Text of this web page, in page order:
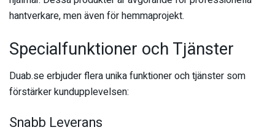
hantverkare, men även för hemmaprojekt.
Specialfunktioner och Tjänster
Duab.se erbjuder flera unika funktioner och tjänster som
förstärker kundupplevelsen:
Snabb Leverans